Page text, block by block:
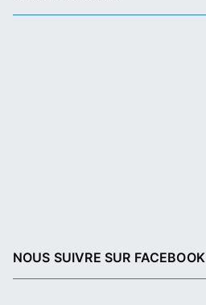
NOUS SUIVRE SUR FACEBOOK